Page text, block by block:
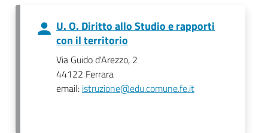
U. O. Diritto allo Studio e rapporti
con il territorio
Via Guido d'Arezzo, 2
44122 Ferrara
email: istruzione@edu.comune.fe.it